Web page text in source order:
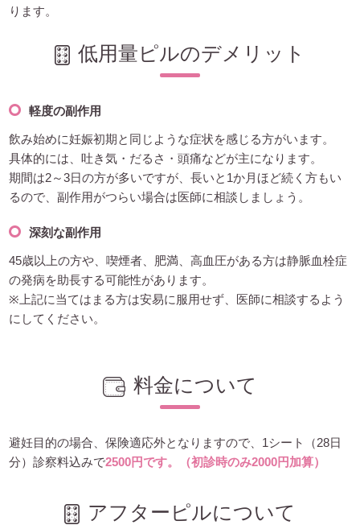
ります。
低用量ピルのデメリット
軽度の副作用
飲み始めに妊娠初期と同じような症状を感じる方がいます。
具体的には、吐き気・だるさ・頭痛などが主になります。
期間は2～3日の方が多いですが、長いと1か月ほど続く方もい
るので、副作用がつらい場合は医師に相談しましょう。
深刻な副作用
45歳以上の方や、喫煙者、肥満、高血圧がある方は静脈血栓症
の発病を助長する可能性があります。
※上記に当てはまる方は安易に服用せず、医師に相談するよう
にしてください。
料金について
避妊目的の場合、保険適応外となりますので、1シート（28日
分）診察料込みで2500円です。（初診時のみ2000円加算）
アフターピルについて